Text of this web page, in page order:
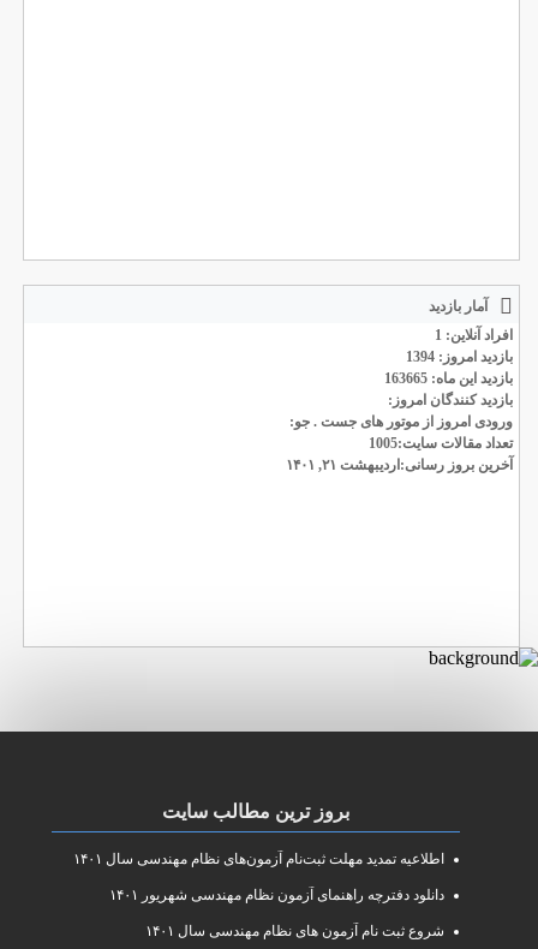
آمار بازدید
افراد آنلاین: 1
بازدید امروز: 1394
بازدید این ماه: 163665
بازدید کنندگان امروز:
ورودی امروز از موتور های جست . جو:
تعداد مقالات سایت:1005
آخرین بروز رسانی:اردیبهشت ۲۱, ۱۴۰۱
بروز ترین مطالب سایت
اطلاعیه تمدید مهلت ثبت‌نام آزمون‌های نظام مهندسی سال ۱۴۰۱
دانلود دفترچه راهنمای آزمون نظام مهندسی شهریور ۱۴۰۱
شروع ثبت نام آزمون های نظام مهندسی سال ۱۴۰۱